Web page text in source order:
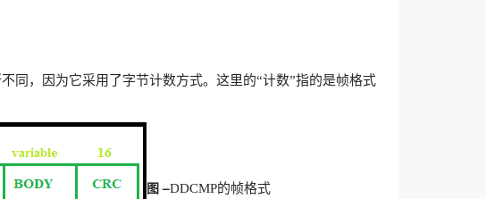
同，因为它采用了字节计数方式。这里的“计数”指的是帧格式
图 –DDCMP的帧格式